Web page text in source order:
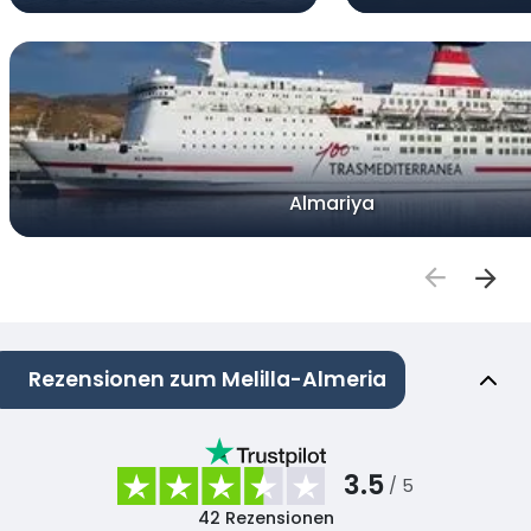
Almariya
Rezensionen zum Melilla-Almeria
3.5 / 5
42 Rezensionen